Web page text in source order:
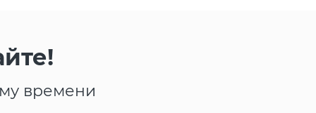
времени